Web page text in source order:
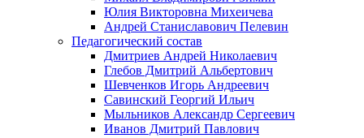
Юлия Викторовна Михеичева
Андрей Станиславович Пелевин
Педагогический состав
Дмитриев Андрей Николаевич
Глебов Дмитрий Альбертович
Шевченков Игорь Андреевич
Савинский Георгий Ильич
Мыльников Александр Сергеевич
Иванов Дмитрий Павлович